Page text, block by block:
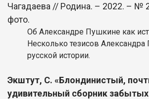
Чагадаева // Родина. – 2022. – №
фото.
Об Александре Пушкине как
Несколько тезисов
русской истории.
Экштут, С. «Блондинистый,
удивительный сборник